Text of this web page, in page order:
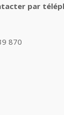
par
870